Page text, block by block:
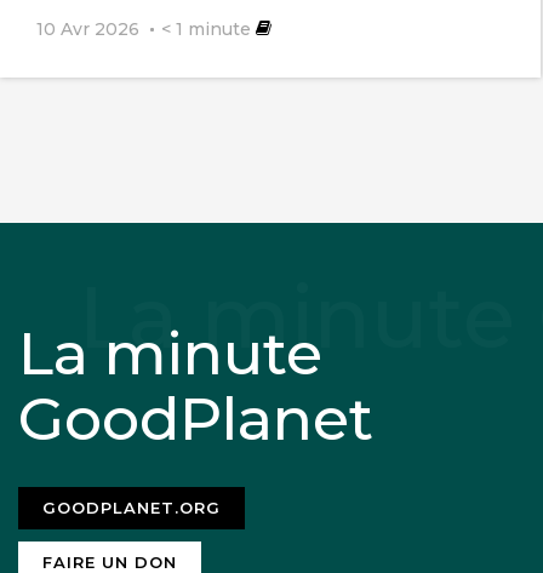
10 Avr 2026 < 1 minute
La minute
GoodPlanet
GOODPLANET.ORG
FAIRE UN DON